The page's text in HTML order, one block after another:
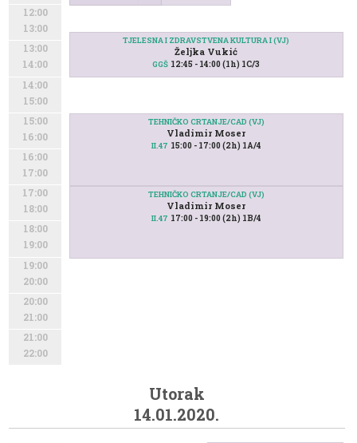
12:00
13:00
13:00
14:00
14:00
15:00
15:00
16:00
16:00
17:00
17:00
18:00
18:00
19:00
19:00
20:00
20:00
21:00
21:00
22:00
TEHNIČKO CRTANJE/CAD (VJ)
Vladimir Moser
II.47 15:00 - 17:00 (2h) 1A/4
TEHNIČKO CRTANJE/CAD (VJ)
Vladimir Moser
II.47 17:00 - 19:00 (2h) 1B/4
TJELESNA I ZDRAVSTVENA KULTURA I (VJ)
Željka Vukić
GGŠ 12:45 - 14:00 (1h) 1C/3
Utorak
14.01.2020.